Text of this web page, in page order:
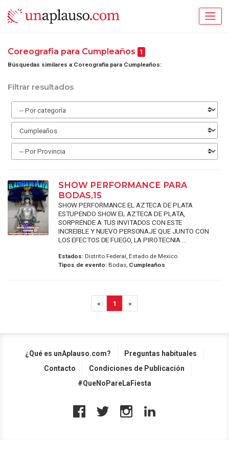
Coreografia para Cumpleaños 1
Búsquedas similares a Coreografia para Cumpleaños:
Filtrar resultados
SHOW PERFORMANCE PARA
BODAS,15
SHOW PERFORMANCE EL AZTECA DE PLATA
ESTUPENDO SHOW EL AZTECA DE PLATA,
SORPRENDE A TUS INVITADOS CON ESTE
INCREIBLE Y NUEVO PERSONAJE QUE JUNTO CON
LOS EFECTOS DE FUEGO, LA PIROTECNIA ...
Estados:Distrito Federal, Estado de Mexico
Tipos de evento:Bodas, Cumpleaños
« 1 »
¿Qué es unAplauso.com?
Preguntas habituales
Contacto
Condiciones de Publicación
#QueNoPareLaFiesta